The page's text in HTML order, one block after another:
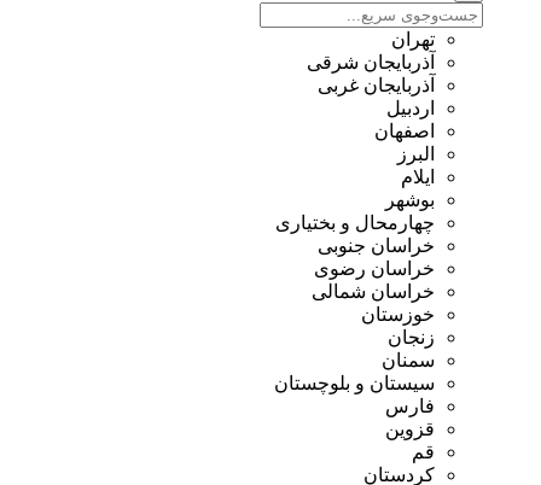
تهران
آذربایجان شرقی
آذربایجان غربی
اردبیل
اصفهان
البرز
ایلام
بوشهر
چهارمحال و بختیاری
خراسان جنوبی
خراسان رضوی
خراسان شمالی
خوزستان
زنجان
سمنان
سیستان و بلوچستان
فارس
قزوین
قم
کردستان